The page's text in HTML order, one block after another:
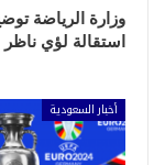
وزارة الرياضة
استقالة لؤي ناظر
أخبار السعودية